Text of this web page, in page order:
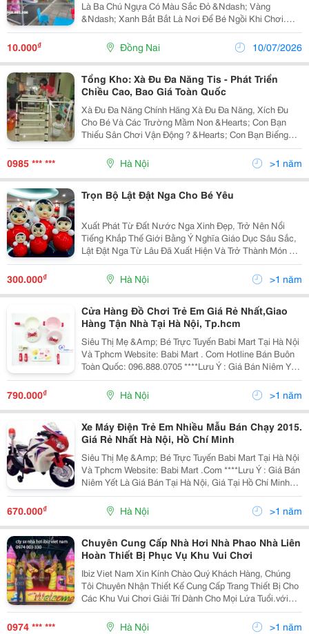
Là Ba Chú Ngựa Có Màu Sắc Đỏ &Ndash; Vàng
&Ndash; Xanh Bắt Bắt Là Nơi Để Bé Ngồi Khi Chơi.
Mỗi Chú Ngựa Đều Được Trang Bị Tay Cầm Và Chỗ Để
Chân Phù Hợp Giúp Bé Cùng Các Vòng Quay. ...
10.000₫ Đồng Nai 10/07/2026
Tổng Kho: Xà Đu Đa Năng Tis - Phát Triển
Chiều Cao, Bao Giá Toàn Quốc
Xà Đu Đa Năng Chính Hãng Xà Đu Đa Năng, Xích Đu
Cho Bé Và Các Trường Mầm Non &Hearts; Con Bạn
Thiếu Sân Chơi Vận Động ? &Hearts; Con Bạn Biếng
Ăn, Gầy Yếu, Chậm Phát Triển ? &Hearts; Con Bạn Bị
Béo Phì ?,&Hellip;&Hellip;&Hellip;&Hellip;&Hell
0985 *** *** Hà Nội >1 năm
Trọn Bộ Lật Đật Nga Cho Bé Yêu
Xuất Phát Từ Đất Nước Nga Xinh Đẹp, Trở Nên Nổi
Tiếng Khắp Thế Giới Bằng Ý Nghĩa Giáo Dục Sâu Sắc,
Lật Đật Nga Từ Lâu Đã Xuất Hiện Và Trở Thành Món Đồ
Chơi Thân Thiện Với Trẻ Em Việt Nam. Người Nga Đã
Sản Xuất Ra Đồ Chơi Này Với Hàm Ý Giáo Dục Con
300.000₫ Hà Nội >1 năm
Cửa Hàng Đồ Chơi Trẻ Em Giá Rẻ Nhất,Giao
Hàng Tận Nhà Tại Hà Nội, Tp.hcm
Siêu Thị Mẹ &Amp; Bé Trực Tuyến Babi Mart Tại Hà Nội
Và Tphcm Website: Babi Mart . Com Hotline Bán Buôn
Toàn Quốc: 096.888.0705 ****Lưu Ý : Giá Bán Niêm Yết
Là Giá Bán Tại Hà Nội, Giá Tại Hồ Chí Minh Có Thể Cao
Hoặc Thấp Hơn Giá Bán Tại
790.000₫ Hà Nội >1 năm
Xe Máy Điện Trẻ Em Nhiều Mẫu Bán Chạy 2015.
Giá Rẻ Nhất Hà Nội, Hồ Chí Minh
Siêu Thị Mẹ &Amp; Bé Trực Tuyến Babi Mart Tại Hà Nội
Và Tphcm Website: Babi Mart .Com ****Lưu Ý : Giá Bán
Niêm Yết Là Giá Bán Tại Hà Nội, Giá Tại Hồ Chí Minh
Có Thể Cao Hoặc Thấp Hơn Giá Bán Tại Hà Nội Do Chi
Phí Vận Chuyển, Chi Tiết Vui L
670.000₫ Hà Nội >1 năm
Chuyên Cung Cấp Nhà Hơi Nhà Phao Nhà Liên
Hoàn Thiết Bị Phục Vụ Khu Vui Chơi
Ibiz Viet Nam Xin Kính Chào Quý Khách Hàng, Chúng
Tôi Chuyên Nhận Thiết Kế Cung Cấp Trang Thiết Bị Cho
Các Khu Vui Chơi Giải Trí Dành Cho Mọi Lứa Tuổi.với
Phương Châm Chất Lượng Là Quan Trọng Nhất. Đến
Với Ibiz Viet Nam, Các Bạn Sẽ Được T
0974 *** *** Hà Nội >1 năm